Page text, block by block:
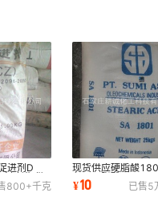
进剂D
长期供
800+千克
现货供应硬脂酸
印尼硬脂酸1801/马
硬脂酸国标一级
¥10 已售5